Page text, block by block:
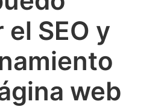
SEO y
web